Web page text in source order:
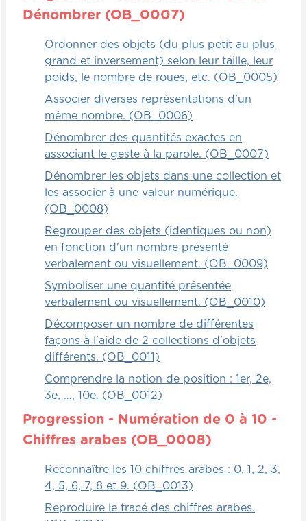
font les deux. L'important, c'est qu'il ait la
possibilité de choisir les cartes.
Vous donnez aussi deux cerceaux, par
exemple, ainsi que des termes utilisés qu'ils
pourront mettre selon les catégories. Alors,
dès le début, il doit choisir un des
éléments, faire le parcours avec son
élément, arriver au bout et le placer. Il
revient, il reprend un autre élément, il va
terminé son diagramme de Venn.
Ce qu'on peut faire aussi, par exemple,
c'est d'y aller en cours de relais. C'est-à-
dire que le premier y va, met son cerceau
par exemple et il revient, tape dans la main
de son collègue. Il doit prendre un autre
élément, donc bien le choisir et s'en aller au
Évidemment, dans les éléments qu'il aura à
choisir, il faut mettre des intrus parce que
peut-être qu'un des enfants sera un petit
peu trop rapide et n'utilisera pas vraiment
sa réflexion. Il voudra aller trop vite et
dans le diagramme et qu'il devra mettre à
l'extérieur. Et à ce moment-là, on pourra
expliquer par la suite de quelle façon
Dénombrer (OB_0007)
Ordonner des objets (du plus petit au plus
grand et inversement) selon leur taille, leur
poids, le nombre de roues, etc. (OB_0005)
Associer diverses représentations d'un
même nombre. (OB_0006)
Dénombrer des quantités exactes en
associant le geste à la parole. (OB_0007)
Dénombrer les objets dans une collection et
les associer à une valeur numérique.
(OB_0008)
Regrouper des objets (identiques ou non)
en fonction d'un nombre présenté
verbalement ou visuellement. (OB_0009)
Symboliser une quantité présentée
verbalement ou visuellement. (OB_0010)
Décomposer un nombre de différentes
façons à l'aide de 2 collections d'objets
différents. (OB_0011)
Comprendre la notion de position : 1er, 2e,
3e, …, 10e. (OB_0012)
Progression - Numération de 0 à 10 -
Chiffres arabes (OB_0008)
Reconnaître les 10 chiffres arabes : 0, 1, 2, 3,
4, 5, 6, 7, 8 et 9. (OB_0013)
Reproduire le tracé des chiffres arabes.